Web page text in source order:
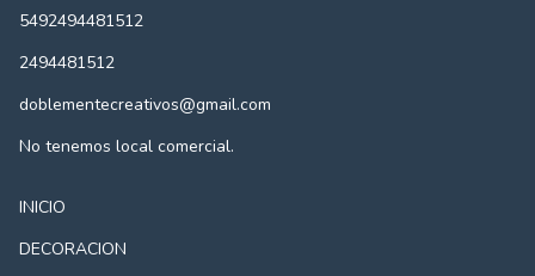
5492494481512
2494481512
doblementecreativos@gmail.com
No tenemos local comercial.
INICIO
DECORACION